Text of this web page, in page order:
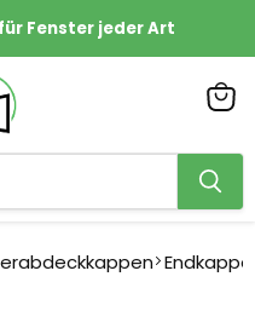
Fenster jeder Art